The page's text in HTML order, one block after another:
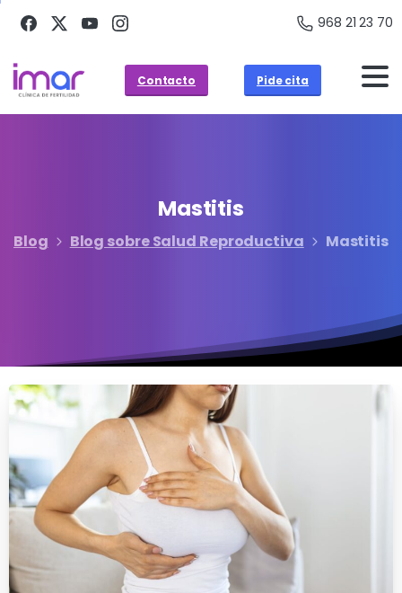
968 21 23 70
Contacto Pide cita
Mastitis
Blog Blog sobre Salud Reproductiva Mastitis